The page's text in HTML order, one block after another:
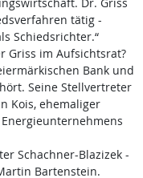
tätig -
Schiedsrichter.“
Griss im Aufsichtsrat?
Bank und
Seine Stellvertreter
Kois, ehemaliger
Schachner-Blazizek -
Bartenstein.